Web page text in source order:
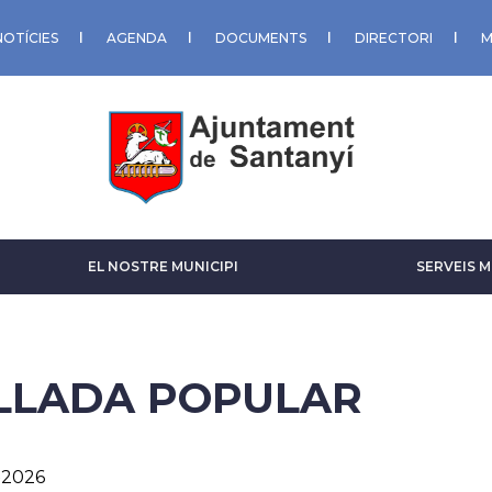
AGENDA DOCUMENTS DIRECTORI
EL NOSTRE MUNICIPI SERVEIS
POPULAR